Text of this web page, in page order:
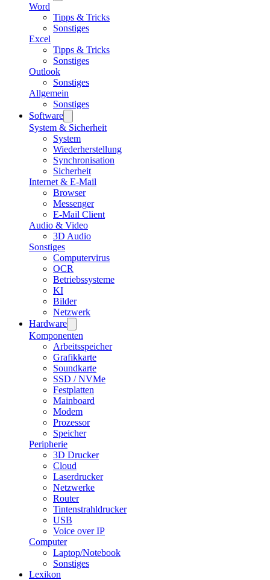
Word
Tipps & Tricks
Sonstiges
Excel
Tipps & Tricks
Sonstiges
Outlook
Sonstiges
Allgemein
Sonstiges
Software
System & Sicherheit
System
Wiederherstellung
Synchronisation
Sicherheit
Internet & E-Mail
Browser
Messenger
E-Mail Client
Audio & Video
3D Audio
Sonstiges
Computervirus
OCR
Betriebssysteme
KI
Bilder
Netzwerk
Hardware
Komponenten
Arbeitsspeicher
Grafikkarte
Soundkarte
SSD / NVMe
Festplatten
Mainboard
Modem
Prozessor
Speicher
Peripherie
3D Drucker
Cloud
Laserdrucker
Netzwerke
Router
Tintenstrahldrucker
USB
Voice over IP
Computer
Laptop/Notebook
Sonstiges
Lexikon